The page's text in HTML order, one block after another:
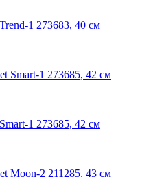
1 273683, 40 см
1 273685, 42 см